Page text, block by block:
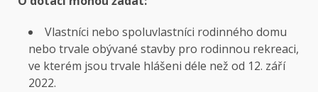
Vlastníci nebo spoluvlastníci rodinného domu
nebo trvale obývané stavby pro rodinnou rekreaci,
ve kterém jsou trvale hlášeni déle než od 12. září
2022.